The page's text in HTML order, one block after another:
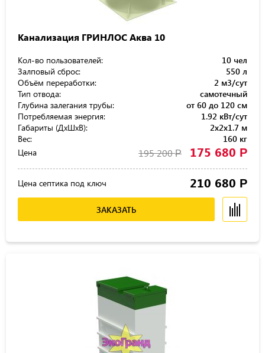
Канализация ГРИНЛОС Аква 10
Кол-во пользователей:
10 чел
Залповый сброс:
550 л
Объём переработки:
2 м3/сут
Тип отвода:
самотечный
Глубина залегания трубы:
от 60 до 120 см
Потребляемая энергия:
1.92 кВт/сут
Габариты (ДхШхВ):
2x2x1.7 м
Вес:
160 кг
Цена
195 200Р 175 680 Р
Цена септика под ключ 210 680 Р
ЗАКАЗАТЬ